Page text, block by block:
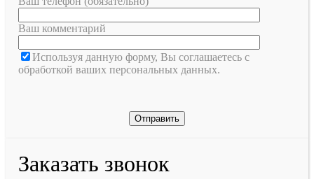
Ваш комментарий
Используя данную форму, Вы соглашаетесь с
обработкой ваших персональных данных.
Заказать звонок